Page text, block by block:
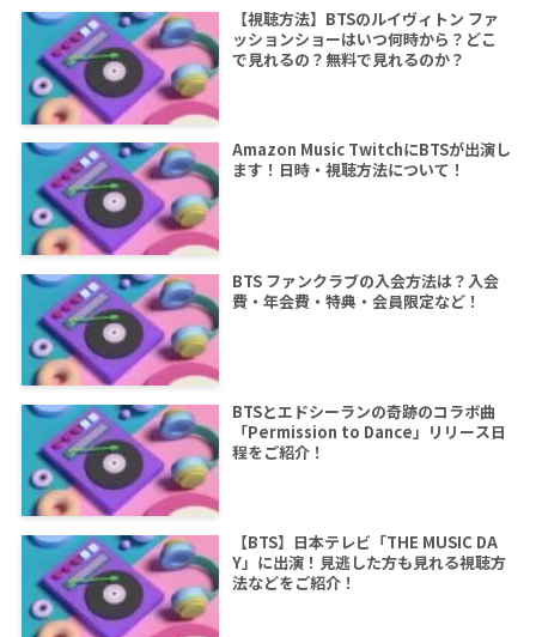
【視聴方法】BTSのルイヴィトン ファ
ッションショーはいつ何時から？どこ
で見れるの？無料で見れるのか？
Amazon Music TwitchにBTSが出演し
ます！日時・視聴方法について！
BTS ファンクラブの入会方法は？入会
費・年会費・特典・会員限定など！
BTSとエドシーランの奇跡のコラボ曲
「Permission to Dance」リリース日
程をご紹介！
【BTS】日本テレビ「THE MUSIC DA
Y」に出演！見逃した方も見れる視聴方
法などをご紹介！